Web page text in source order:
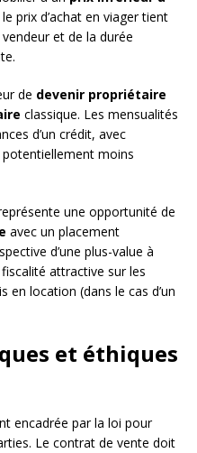
prix d’achat en viager tient
et de la durée
de devenir propriétaire
classique. Les mensualités
d’un crédit, avec
potentiellement moins
une opportunité de
avec un placement
d’une plus-value à
attractive sur les
en location (dans le cas d’un
et éthiques
encadrée par la loi pour
Le contrat de vente doit